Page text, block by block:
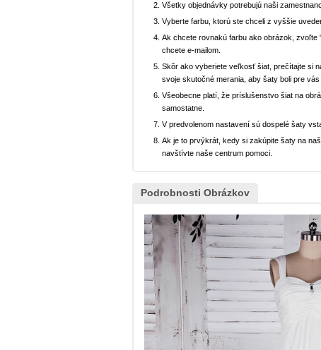
Všetky objednávky potrebujú naši
Vyberte farbu, ktorú ste chceli z vyššie
Ak chcete rovnakú farbu ako obrázok, zvoľte
chcete e-mailom.
Skôr ako vyberiete veľkosť šiat, prečítajte si
svoje skutočné merania, aby šaty boli pre vás
Všeobecne platí, že príslušenstvo šiat na
samostatne.
V predvolenom nastavení sú dospelé šaty
Ak je to prvýkrát, kedy si zakúpite šaty na
navštívte naše centrum pomoci.
Podrobnosti Obrázkov